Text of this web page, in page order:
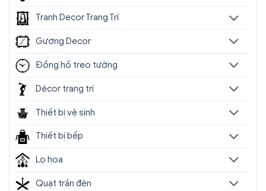
Tranh Decor Trang Trí
Gương Decor
Đồng hồ treo tường
Décor trang trí
Thiết bị vệ sinh
Thiết bị bếp
Lọ hoa
Quạt trần đèn